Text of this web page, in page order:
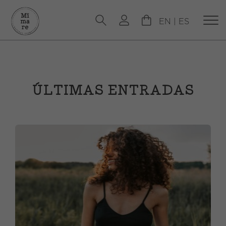
EN ES
ÚLTIMAS ENTRADAS